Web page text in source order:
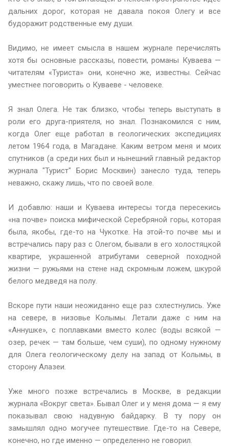
дальних дорог, которая не давала покоя Олегу и все
будоражит родственные ему души.
Видимо, не имеет смысла в нашем журнале перечислять
хотя бы основные рассказы, повести, романы Куваева —
читателям «Туриста» они, конечно же, известны. Сейчас
уместнее поговорить о Куваеве - человеке.
Я знал Олега. Не так близко, чтобы теперь выступать в
роли его друга-приятеля, но знал. Познакомился с ним,
когда Олег еще работал в геологических экспедициях
летом 1964 года, в Магадане. Каким ветром меня и моих
спутников (а среди них был и нынешний главный редактор
журнала "Турист" Борис Москвин) занесло туда, теперь
неважно, скажу лишь, что по своей воле.
И добавлю: наши и Куваева интересы тогда пересекись
«на почве» поиска мифической Серебряной горы, которая
была, якобы, где-то на Чукотке. На этой-то почве мы и
встречались пару раз с Олегом, бывали в его холостяцкой
квартире, украшенной атрибутами северной походной
жизни — ружьями на стене над скромным ложем, шкурой
белого медведя на полу.
Вскоре пути наши неожиданно еще раз схлестнулись. Уже
на севере, в низовье Колымы. Летали даже с ним на
«Аннушке», с поплавками вместо колес (воды всякой —
озер, речек — там больше, чем суши), по одному нужному
для Олега геологическому делу на запад от Колымы, в
сторону Алазеи.
Уже много позже встречались в Москве, в редакции
журнала «Вокруг света». Бывал Олег и у меня дома — я ему
показывал свою надувную байдарку. В ту пору он
замышлял одно могучее путешествие. Где-то на Севере,
конечно, но где именно — определенно не говорил.